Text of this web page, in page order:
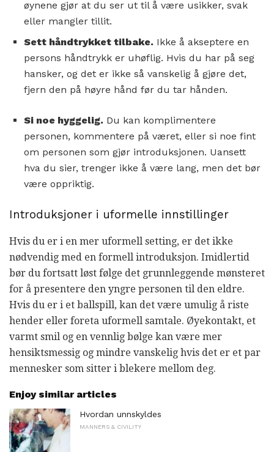
øynene gjør at du ser ut til å være usikker, svak
eller mangler tillit.
Sett håndtrykket tilbake. Ikke å akseptere en
persons håndtrykk er uhøflig. Hvis du har på seg
hansker, og det er ikke så vanskelig å gjøre det,
fjern den på høyre hånd før du tar hånden.
Si noe hyggelig. Du kan komplimentere
personen, kommentere på været, eller si noe fint
om personen som gjør introduksjonen. Uansett
hva du sier, trenger ikke å være lang, men det bør
være oppriktig.
Introduksjoner i uformelle innstillinger
Hvis du er i en mer uformell setting, er det ikke
nødvendig med en formell introduksjon. Imidlertid
bør du fortsatt løst følge det grunnleggende mønsteret
for å presentere den yngre personen til den eldre.
Hvis du er i et ballspill, kan det være umulig å riste
hender eller foreta uformell samtale. Øyekontakt, et
varmt smil og en vennlig bølge kan være mer
hensiktsmessig og mindre vanskelig hvis det er et par
mennesker som sitter i blekere mellom deg.
Enjoy similar articles
Hvordan unnskyldes
MANNERS & CIVILITY